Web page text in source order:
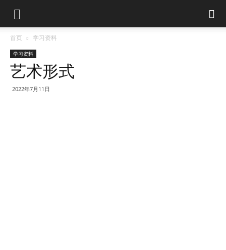
首页 学习资料
学习资料
艺术形式
2022年7月11日